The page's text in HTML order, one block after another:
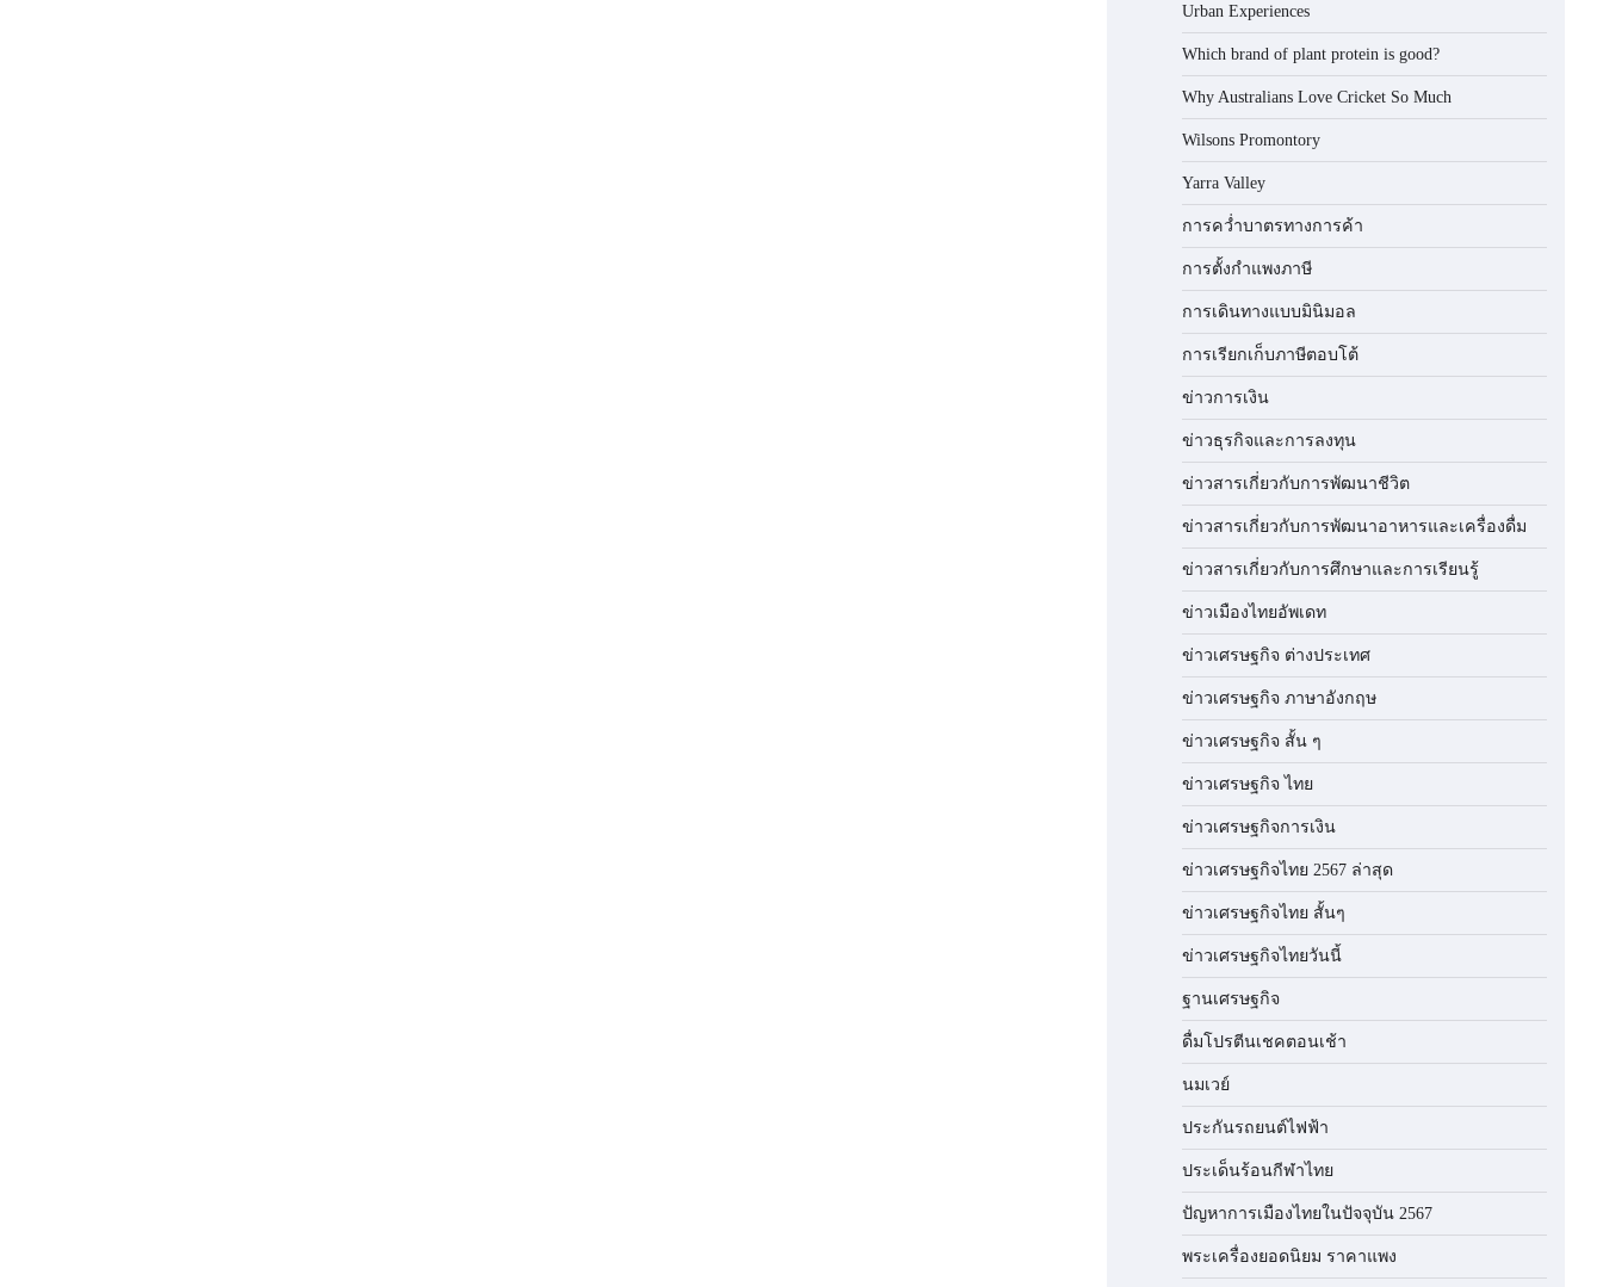
Urban Experiences
Which brand of plant protein is good?
Why Australians Love Cricket So Much
Wilsons Promontory
Yarra Valley
การคว่ำบาตรทางการค้า
การตั้งกำแพงภาษี
การเดินทางแบบมินิมอล
การเรียกเก็บภาษีตอบโต้
ข่าวการเงิน
ข่าวธุรกิจและการลงทุน
ข่าวสารเกี่ยวกับการพัฒนาชีวิต
ข่าวสารเกี่ยวกับการพัฒนาอาหารและเครื่องดื่ม
ข่าวสารเกี่ยวกับการศึกษาและการเรียนรู้
ข่าวเมืองไทยอัพเดท
ข่าวเศรษฐกิจ ต่างประเทศ
ข่าวเศรษฐกิจ ภาษาอังกฤษ
ข่าวเศรษฐกิจ สั้น ๆ
ข่าวเศรษฐกิจ ไทย
ข่าวเศรษฐกิจการเงิน
ข่าวเศรษฐกิจไทย 2567 ล่าสุด
ข่าวเศรษฐกิจไทย สั้นๆ
ข่าวเศรษฐกิจไทยวันนี้
ฐานเศรษฐกิจ
ดื่มโปรตีนเชคตอนเช้า
นมเวย์
ประกันรถยนต์ไฟฟ้า
ประเด็นร้อนกีฬาไทย
ปัญหาการเมืองไทยในปัจจุบัน 2567
พระเครื่องยอดนิยม ราคาแพง